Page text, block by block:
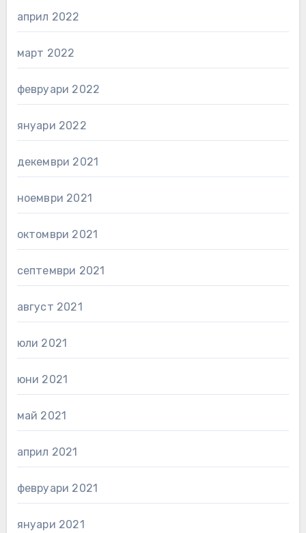
април 2022
март 2022
февруари 2022
януари 2022
декември 2021
ноември 2021
октомври 2021
септември 2021
август 2021
юли 2021
юни 2021
май 2021
април 2021
февруари 2021
януари 2021